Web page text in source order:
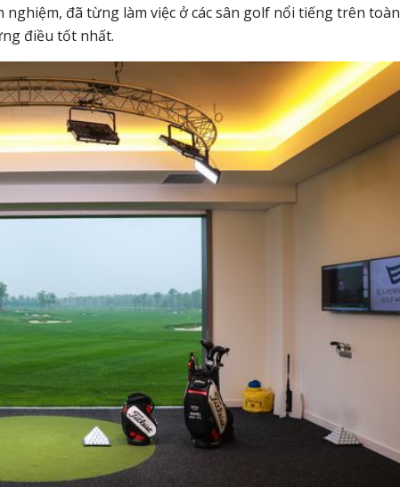
nghiệm, đã từng làm việc ở các sân golf nổi tiếng trên toàn
điều tốt nhất.